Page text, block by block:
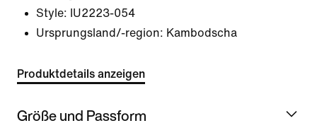
Style: IU2223-054
Ursprungsland/-region: Kambodscha
Produktdetails anzeigen
Größe und Passform